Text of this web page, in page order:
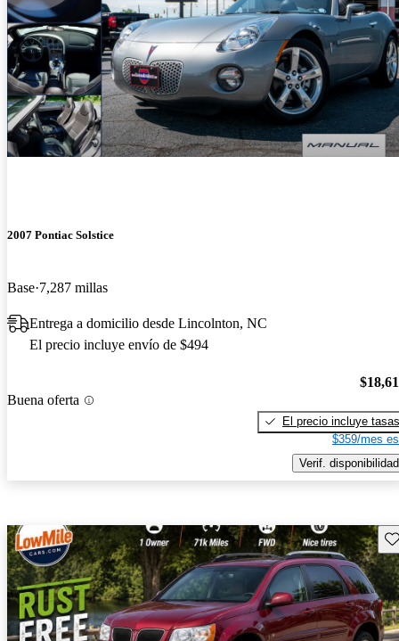
2007 Pontiac Solstice
Base 7,287 millas
Entrega a domicilio desde Lincolnton, NC
El precio incluye envío de $494
Buena oferta
El precio incluye tasas
$359/mes
Verif. disponibilidad